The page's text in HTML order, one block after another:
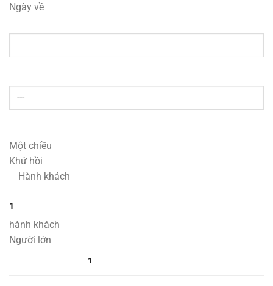
Ngày về
Một chiều
Khứ hồi
Hành khách
1
hành khách
Người lớn
1